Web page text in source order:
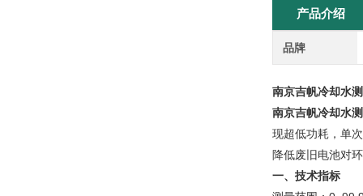
产品介绍
品牌
南京吉帆冷却水
南京吉帆冷却水
现超低功耗，单
降低废旧电池对
一、 技术指标